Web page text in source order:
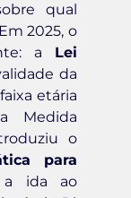
qual
2025, o
a Lei
da
etária
Medida
o
para
a ida ao